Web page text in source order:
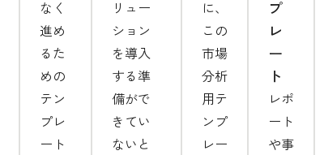
なく
進め
るた
めの
テン
プレ
ート
リュー
ション
を導入
する準
備がで
きてい
ないと
に、
この
市場
分析
用テ
ンプ
レー
プ
レ
ー
ト
レポ
ート
や事